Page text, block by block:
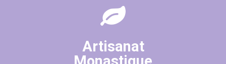
Artisanat